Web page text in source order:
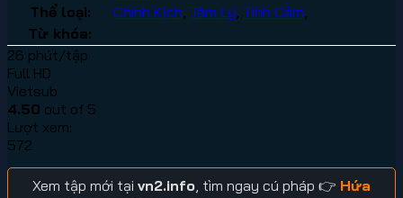
Thể loại:
Chính Kịch Tâm Lý Tình Cảm
Từ khóa:
26 phút/tập
Full HD
Vietsub
4.50 out of 5
Lượt xem:
572
Xem tập mới tại vn2.info , tìm ngay cú pháp 👉 Hứa